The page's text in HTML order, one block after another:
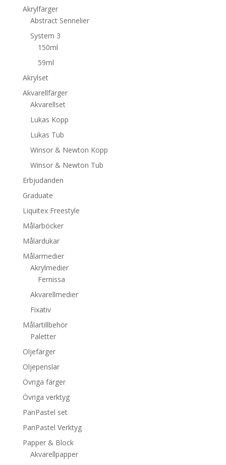
Akrylfärger
Abstract Sennelier
System 3
150ml
59ml
Akrylset
Akvarellfärger
Akvarellset
Lukas Kopp
Lukas Tub
Winsor & Newton Kopp
Winsor & Newton Tub
Erbjudanden
Graduate
Liquitex Freestyle
Målarböcker
Målardukar
Målarmedier
Akrylmedier
Fernissa
Akvarellmedier
Fixativ
Målartillbehör
Paletter
Oljefärger
Oljepenslar
Övriga färger
Övriga verktyg
PanPastel set
PanPastel Verktyg
Papper & Block
Akvarellpapper